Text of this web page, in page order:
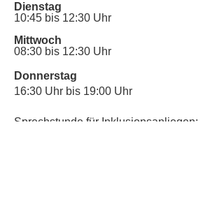
Dienstag
10:45 bis 12:30 Uhr
Mittwoch
08:30 bis 12:30 Uhr
Donnerstag
16:30 Uhr bis 19:00 Uhr
Sprechstunde für Inklusionsanliegen: